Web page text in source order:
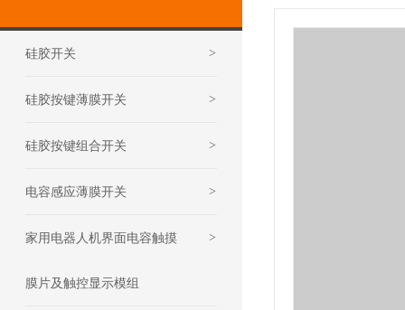
硅胶开关 >
硅胶按键薄膜开关 >
硅胶按键组合开关 >
电容感应薄膜开关 >
家用电器人机界面电容触摸
膜片及触控显示模组
>